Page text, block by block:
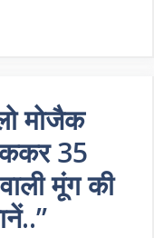
मोजैक
35
मूंग की